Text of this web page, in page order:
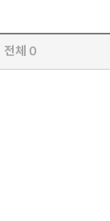
전체 0